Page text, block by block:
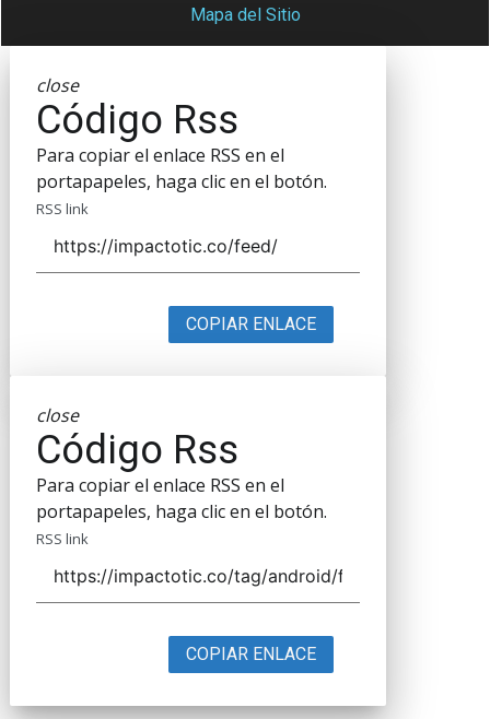
Mapa del Sitio
close
Código Rss
Para copiar el enlace RSS en el
portapapeles, haga clic en el botón.
RSS link
COPIAR ENLACE
close
Código Rss
Para copiar el enlace RSS en el
portapapeles, haga clic en el botón.
RSS link
COPIAR ENLACE